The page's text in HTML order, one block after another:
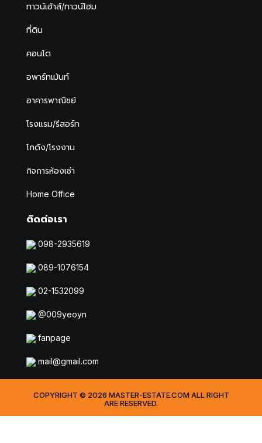
ทาวน์เฮ้าส์/ทาวน์โฮม
ที่ดิน
คอนโด
อพาร์ทเม้นท์
อาคารพาณิชย์
โรงแรม/รีสอร์ท
โกดัง/โรงงาน
กิจการห้องเช่า
Home Office
ติดต่อเรา
098-2935619
089-1076154
02-1532099
@009yeoyn
fanpage
mail@gmail.com
COPYRIGHT © 2026 MASTER-ESTATE.COM ALL RIGHT
ARE RESERVED.